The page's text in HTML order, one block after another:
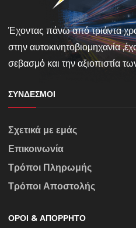
Έχοντας πάνω από τριάντα
στην αυτοκινητοβιομηχανία
σεβασμό και την αξιοπιστία
ΣΎΝΔΕΣΜΟΙ
Σχετικά με εμάς
Επικοινωνία
Τρόποι Πληρωμής
Τρόποι Αποστολής
ΌΡΟΙ & ΑΠΌΡΡΗΤΟ